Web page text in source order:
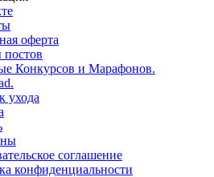
оферта
постов
Конкурсов и Марафонов.
ухода
соглашение
конфиденциальности